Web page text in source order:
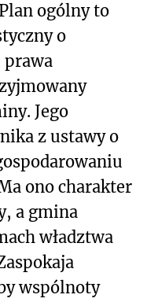
ogólny to
o
prawa
Jego
z ustawy o
ono charakter
a gmina
władztwa
wspólnoty